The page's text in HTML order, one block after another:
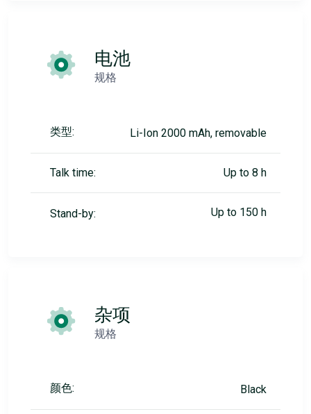
电池
规格
类型: Li-Ion 2000 mAh, removable
Talk time: Up to 8 h
Stand-by: Up to 150 h
杂项
规格
颜色: Black